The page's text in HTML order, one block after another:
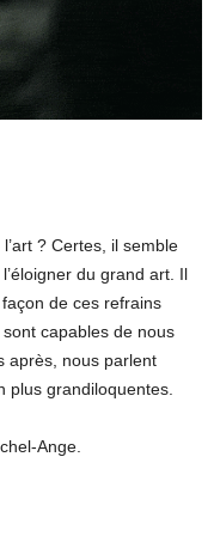
? Certes, il semble
du grand art. Il
de ces refrains
capables de nous
après, nous parlent
plus grandiloquentes.
Ange.